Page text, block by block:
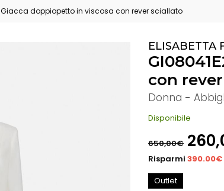
Giacca doppiopetto in viscosa con rever sciallato
ELISABETTA
con
Donna -
Disponibile
di
listino
650,00€
Risparmi 390.00€
Outlet